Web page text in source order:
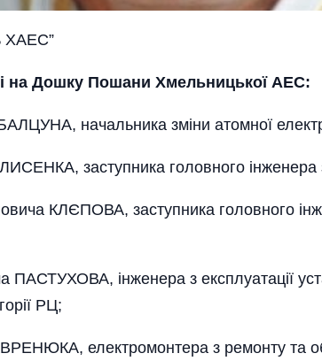
ХАЕС”
на Дошку Пошани Хмельницької АЕС:
начальника зміни атомної
заступника головного інженера
КЛЄПОВА, заступника головного
ПАСТУХОВА, інженера з експлуатації
РЦ;
електромонтера з ремонту та